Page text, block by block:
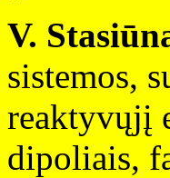
V.
sistemos,
reaktyvųjį
dipoliais,